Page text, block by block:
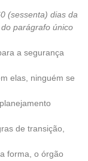
(sessenta) dias da
parágrafo único
a segurança
elas, ninguém se
de transição,
forma, o órgão